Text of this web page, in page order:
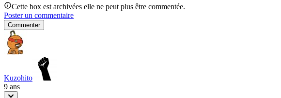
Cette box est archivées elle ne peut plus être commentée.
Poster un commentaire
Commenter
Kuzohito
9 ans